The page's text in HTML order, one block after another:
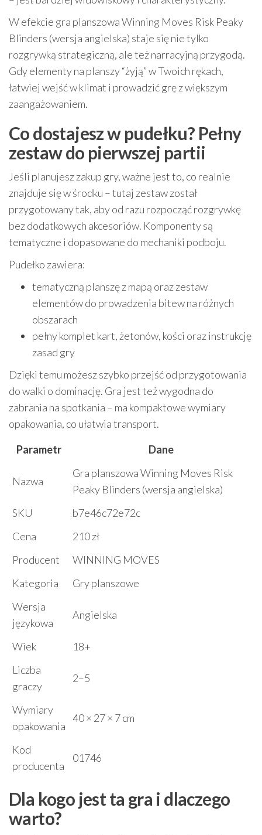
W efekcie gra planszowa Winning Moves Risk Peaky
Blinders (wersja angielska) staje się nie tylko
rozgrywką strategiczną, ale też narracyjną przygodą.
Gdy elementy na planszy “żyją” w Twoich rękach,
łatwiej wejść w klimat i prowadzić grę z większym
zaangażowaniem.
Co dostajesz w pudełku? Pełny
zestaw do pierwszej partii
Jeśli planujesz zakup gry, ważne jest to, co realnie
znajduje się w środku – tutaj zestaw został
przygotowany tak, aby od razu rozpocząć rozgrywkę
bez dodatkowych akcesoriów. Komponenty są
tematyczne i dopasowane do mechaniki podboju.
Pudełko zawiera:
tematyczną planszę z mapą oraz zestaw
elementów do prowadzenia bitew na różnych
obszarach
pełny komplet kart, żetonów, kości oraz instrukcję
zasad gry
Dzięki temu możesz szybko przejść od przygotowania
do walki o dominację. Gra jest też wygodna do
zabrania na spotkania – ma kompaktowe wymiary
opakowania, co ułatwia transport.
Parametr
Dane
Nazwa
Gra planszowa Winning Moves Risk
Peaky Blinders (wersja angielska)
SKU
b7e46c72e72c
Cena
210 zł
Producent
WINNING MOVES
Kategoria
Gry planszowe
Wersja
językowa
Angielska
Wiek
18+
Liczba
graczy
2–5
Wymiary
opakowania
40 × 27 × 7 cm
Kod
producenta
01746
Dla kogo jest ta gra i dlaczego
warto?